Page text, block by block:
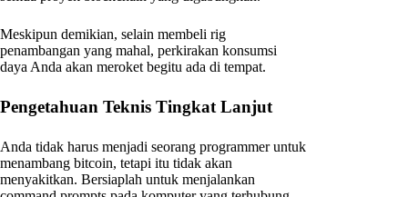
Meskipun demikian, selain membeli rig
penambangan yang mahal, perkirakan konsumsi
daya Anda akan meroket begitu ada di tempat.
Pengetahuan Teknis Tingkat Lanjut
Anda tidak harus menjadi seorang programmer untuk
menambang bitcoin, tetapi itu tidak akan
menyakitkan. Bersiaplah untuk menjalankan